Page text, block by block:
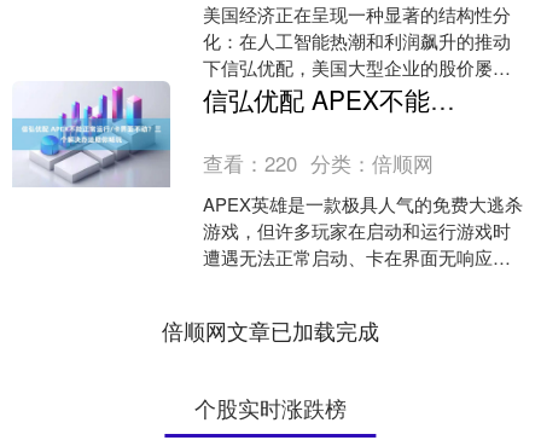
美国经济正在呈现一种显著的结构性分
化：在人工智能热潮和利润飙升的推动
下信弘优配，美国大型企业的股价屡创
新高，业绩表现强劲；而与之形成鲜明
对比的是，众多小型企业因....
信弘优配 APEX不能正常运行/卡界面不动？三个解决办法助你畅玩
查看：220 分类：倍顺网
APEX英雄是一款极具人气的免费大逃杀
游戏，但许多玩家在启动和运行游戏时
遭遇无法正常启动、卡在界面无响应等
倍顺网文章已加载完成
个股实时涨跌榜